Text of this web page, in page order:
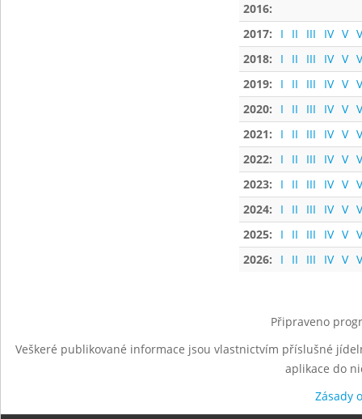
2016:
2017:
I II III IV V
2018:
I II III IV V
2019:
I II III IV V
2020:
I II III IV V
2021:
I II III IV V
2022:
I II III IV V
2023:
I II III IV V
2024:
I II III IV V
2025:
I II III IV V
2026:
I II III IV V
Připraveno
Veškeré publikované informace jsou vlastnictvím příslušné
aplikace do
Zásady